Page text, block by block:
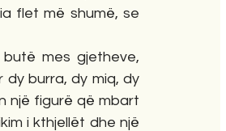
flet më shumë, se
mes gjetheve,
dy burra, dy miq, dy
një figurë që mbart
i kthjellët dhe një